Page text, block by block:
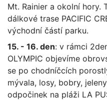
Mt. Rainier a okolní hory.
dálkové trase PACIFIC
východní částí parku.
15. - 16. den: v rámci
OLYMPIC objevíme
se po chodníčcích
mývala, losy, bobry,
odpočinek na pláži LA